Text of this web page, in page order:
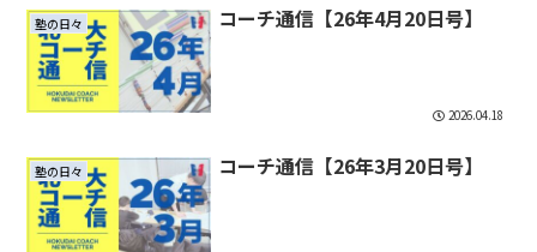
塾の日々 コーチ通信【26年4月20日号】
2026.04.18
塾の日々 コーチ通信【26年3月20日号】